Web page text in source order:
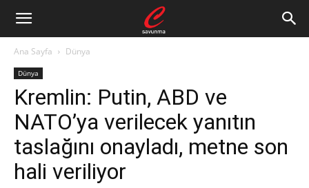
Ana Sayfa Dünya
Dünya
Kremlin: Putin, ABD ve
NATO’ya verilecek yanıtın
taslağını onayladı, metne son
hali veriliyor